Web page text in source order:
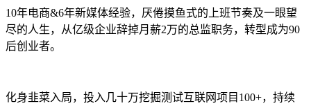
10年电商&6年新媒体经验，厌倦摸鱼式的上班节奏及一眼望
尽的人生，从亿级企业辞掉月薪2万的总监职务，转型成为90
后创业者。
化身韭菜入局，投入几十万挖掘测试互联网项目100+，持续